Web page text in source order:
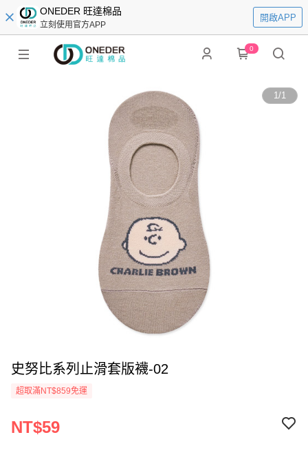
ONEDER 旺達棉品
立刻使用官方APP
開啟APP
0
1/1
史努比系列止滑套版襪-02
超取滿NT$859免運
NT$59